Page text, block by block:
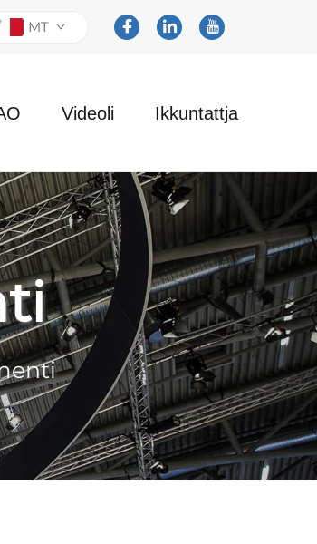
MT
Videoli Ikkuntattja